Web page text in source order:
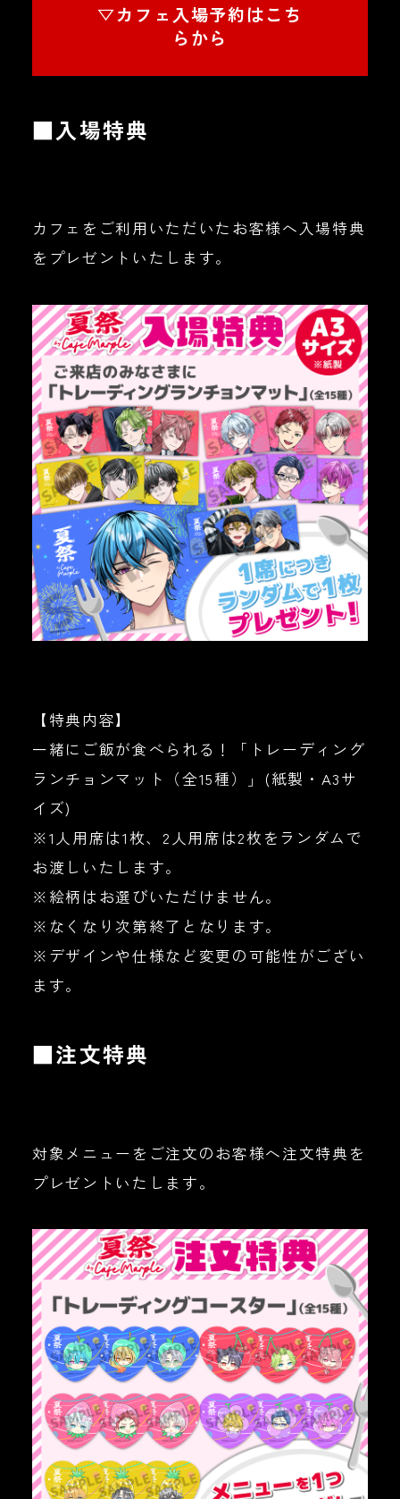
▽カフェ入場予約はこち
らから
■入場特典
カフェをご利用いただいたお客様へ入場特典
をプレゼントいたします。
【特典内容】
一緒にご飯が食べられる！「トレーディング
ランチョンマット（全15種）」(紙製・A3サ
イズ)
※1人用席は1枚、2人用席は2枚をランダムで
お渡しいたします。
※絵柄はお選びいただけません。
※なくなり次第終了となります。
※デザインや仕様など変更の可能性がござい
ます。
■注文特典
対象メニューをご注文のお客様へ注文特典を
プレゼントいたします。